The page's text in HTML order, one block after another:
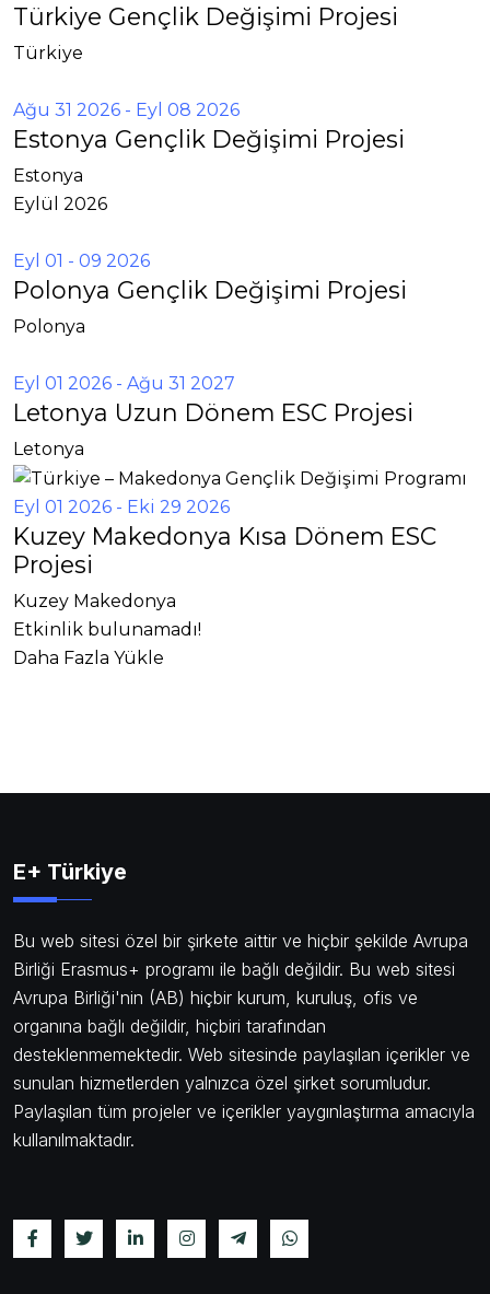
Türkiye Gençlik Değişimi Projesi
Türkiye
Ağu 31 2026 - Eyl 08 2026
Estonya Gençlik Değişimi Projesi
Estonya
Eylül 2026
Eyl 01 - 09 2026
Polonya Gençlik Değişimi Projesi
Polonya
Eyl 01 2026 - Ağu 31 2027
Letonya Uzun Dönem ESC Projesi
Letonya
Eyl 01 2026 - Eki 29 2026
Kuzey Makedonya Kısa Dönem ESC
Projesi
Kuzey Makedonya
Etkinlik bulunamadı!
Daha Fazla Yükle
E+ Türkiye
Bu web sitesi özel bir şirkete aittir ve hiçbir şekilde Avrupa
Birliği Erasmus+ programı ile bağlı değildir. Bu web sitesi
Avrupa Birliği'nin (AB) hiçbir kurum, kuruluş, ofis ve
organına bağlı değildir, hiçbiri tarafından
desteklenmemektedir. Web sitesinde paylaşılan içerikler ve
sunulan hizmetlerden yalnızca özel şirket sorumludur.
Paylaşılan tüm projeler ve içerikler yaygınlaştırma amacıyla
kullanılmaktadır.